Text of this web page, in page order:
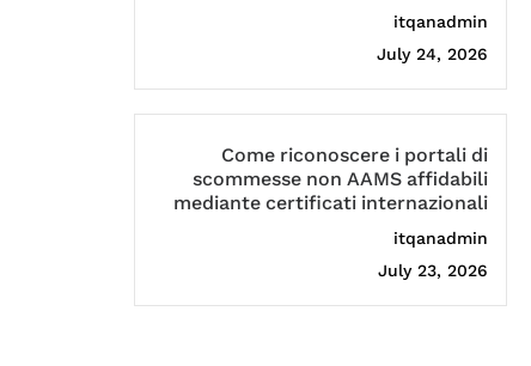
itqanadmin
July 24, 2026
Come riconoscere i portali di
scommesse non AAMS affidabili
mediante certificati internazionali
itqanadmin
July 23, 2026